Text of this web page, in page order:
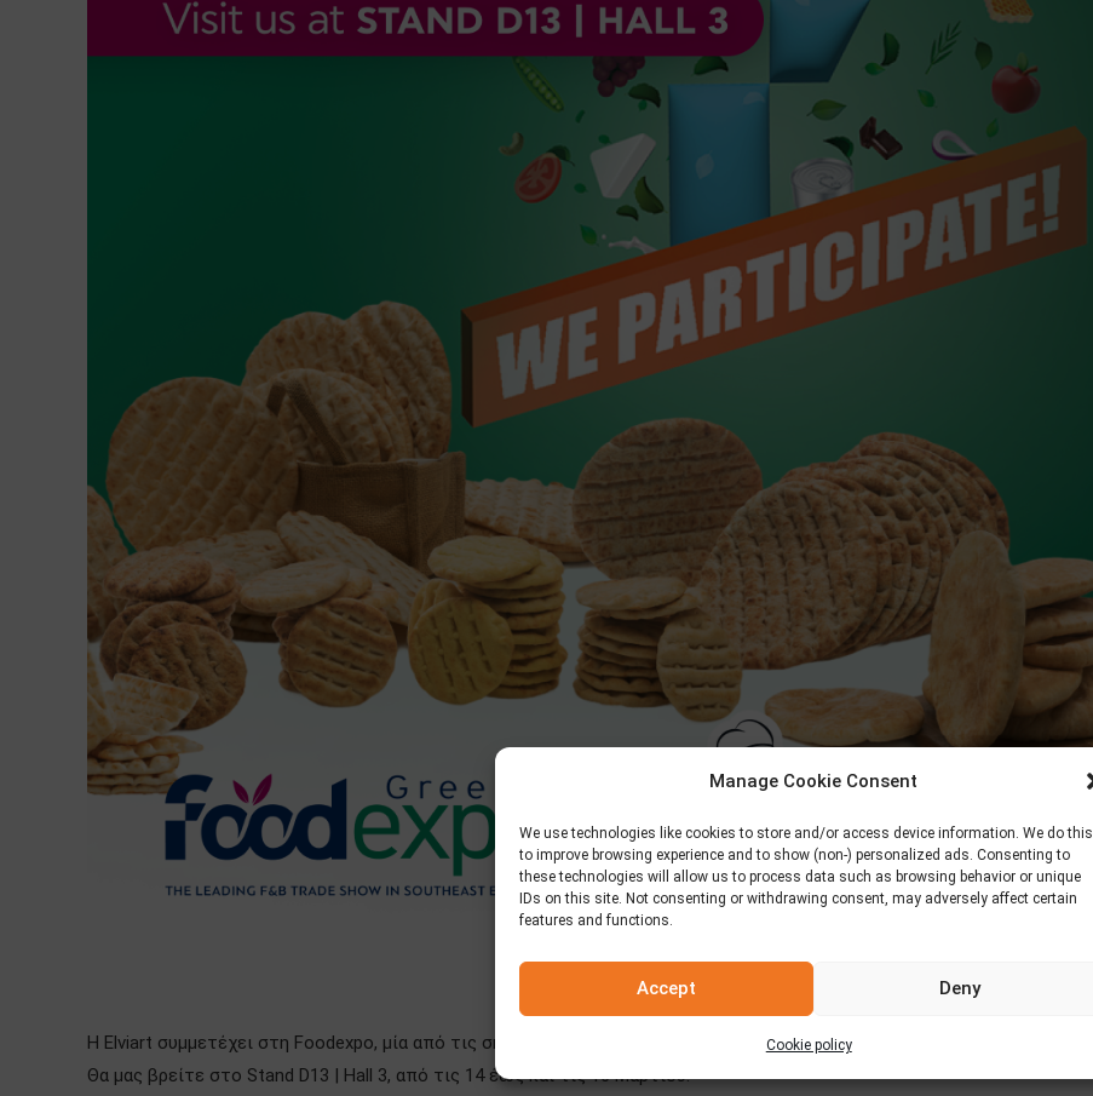
Manage Cookie Consent
We use technologies like cookies to store and/or access device information. We do this
to improve browsing experience and to show (non-) personalized ads. Consenting to
these technologies will allow us to process data such as browsing behavior or unique
IDs on this site. Not consenting or withdrawing consent, may adversely affect certain
features and functions.
Accept Deny
Cookie policy
Η Elviart συμμετέχει στη Foodexpo, μία από τις σημαντικότερες εκθέσεις τροφίμων.
Θα μας βρείτε στο Stand D13 | Hall 3, από τις 14 έως και τις 16 Μαρτίου.